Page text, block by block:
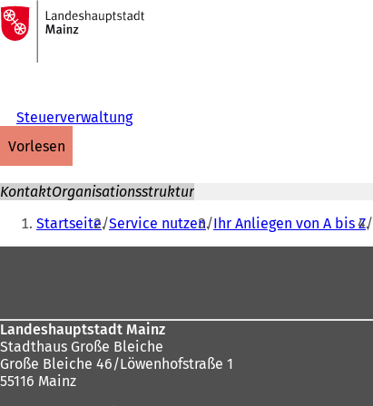
Inhalt anspringen
Zur
Startseite
Steuerverwaltung
vorlesen
KontaktOrganisationsstruktur
Sie
befinden
Startseite Service nutzen Ihr Anliegen von A bis Z
Landeshauptstadt Mainz
Stadthaus Große Bleiche
Große Bleiche 46/Löwenhofstraße 1
55116 Mainz